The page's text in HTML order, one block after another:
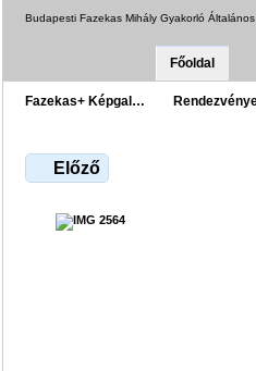
Budapesti Fazekas Mihály Gyakorló
Főoldal
Fazekas+ Képgal…
Előző